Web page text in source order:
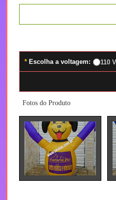
* Escolha a voltagem: 110
Fotos do Produto